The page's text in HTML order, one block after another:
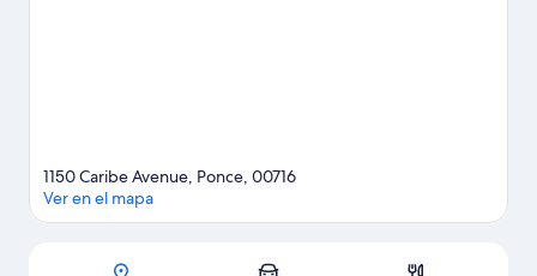
Mapa
1150 Caribe Avenue, Ponce, 00716
Ver en el mapa